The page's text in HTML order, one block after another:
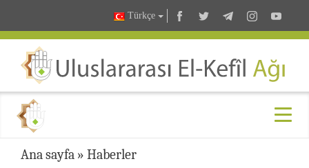
Türkçe
Ana sayfa » Haberler